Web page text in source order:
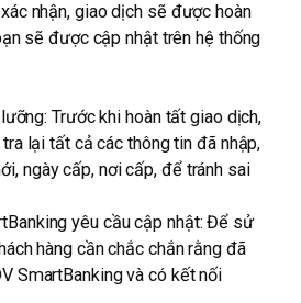
nhận, giao dịch sẽ được hoàn
sẽ được cập nhật trên hệ thống
Trước khi hoàn tất giao dịch,
lại tất cả các thông tin đã nhập,
ngày cấp, nơi cấp, để tránh sai
yêu cầu cập nhật: Để sử
hàng cần chắc chắn rằng đã
SmartBanking và có kết nối